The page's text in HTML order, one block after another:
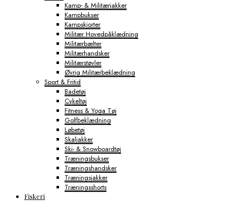
Kamp- & Militærjakker
Kampbukser
Kampskjorter
Militær Hovedpåklædning
Militærbælter
Militærhandsker
Militærstøvler
Øvrig Militærbeklædning
Sport & Fritid
Badetøj
Cykeltøj
Fitness & Yoga Tøj
Golfbeklædning
Løbetøj
Skaljakker
Ski- & Snowboardtøj
Træningsbukser
Træningshandsker
Træningsjakker
Træningsshorts
Fiskeri